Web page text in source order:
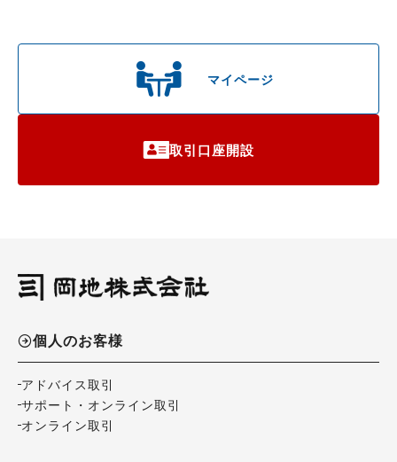
マイページ
取引口座開設
個人のお客様
アドバイス取引
サポート・オンライン取引
オンライン取引